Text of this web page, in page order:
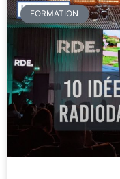
FORMATION